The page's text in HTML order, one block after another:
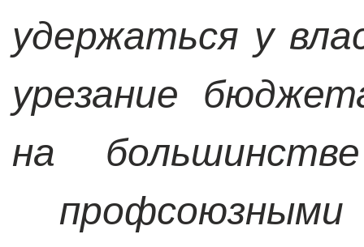
удержаться у
урезание
на